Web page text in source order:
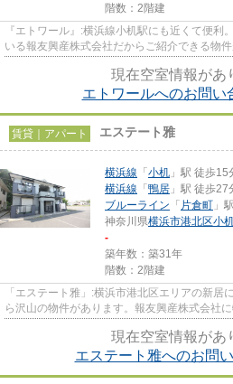
階数：2階建
『エトワール』:横浜線小机駅にも近くて便利
いる報友興産株式会社だからご紹介できる物
oda@ec1.technowave.ne.jp
現在空室情報があ
エトワールへのお問い
賃貸｜アパート エステート雅
横浜線 「 小机 」駅 徒歩15
横浜線 「 鴨居 」駅 徒歩27
ブルーライン 「 片倉町 」
神奈川県横浜市港北区小
-
築年数：築31年
階数：2階建
「エステート雅」:横浜市港北区エリアの新居
ら沢山の物件があります。報友興産株式会社
現在空室情報があ
エステート雅へのお問